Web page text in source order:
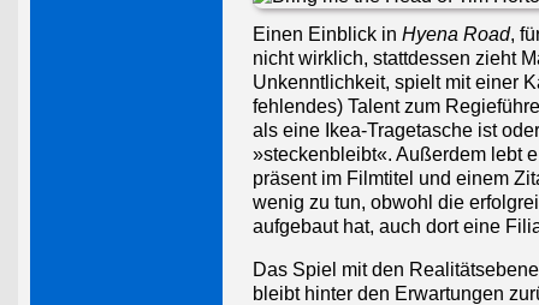
Einen Einblick in Hyena Road,
nicht wirklich, stattdessen zieht
Unkenntlichkeit, spielt mit einer
fehlendes) Talent zum
als eine Ikea-Tragetasche ist
»steckenbleibt«. Außerdem lebt
präsent im Filmtitel und einem
wenig zu tun, obwohl die
aufgebaut hat, auch dort eine
Das Spiel mit den
bleibt hinter den Erwartungen